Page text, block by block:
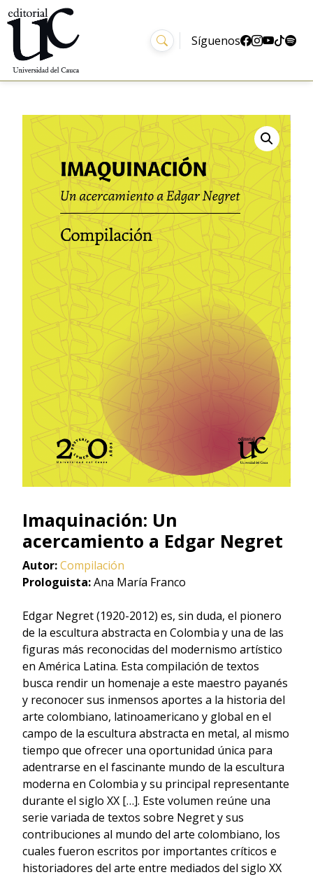
Síguenos
Imaquinación: Un
acercamiento a Edgar Negret
Autor:Compilación
Prologuista:Ana María Franco
Edgar Negret (1920-2012) es, sin duda, el pionero
de la escultura abstracta en Colombia y una de las
figuras más reconocidas del modernismo artístico
en América Latina. Esta compilación de textos
busca rendir un homenaje a este maestro payanés
y reconocer sus inmensos aportes a la historia del
arte colombiano, latinoamericano y global en el
campo de la escultura abstracta en metal, al mismo
tiempo que ofrecer una oportunidad única para
adentrarse en el fascinante mundo de la escultura
moderna en Colombia y su principal representante
durante el siglo XX […]. Este volumen reúne una
serie variada de textos sobre Negret y sus
contribuciones al mundo del arte colombiano, los
cuales fueron escritos por importantes críticos e
historiadores del arte entre mediados del siglo XX